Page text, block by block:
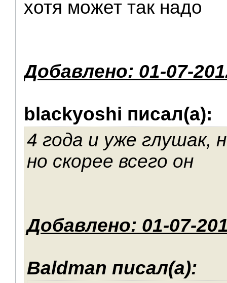
хотя может так надо
Добавлено: 01-07-
blackyoshi писал(а):
4 года и уже глушак,
но скорее всего он
Добавлено: 01-07-
Baldman писал(а):